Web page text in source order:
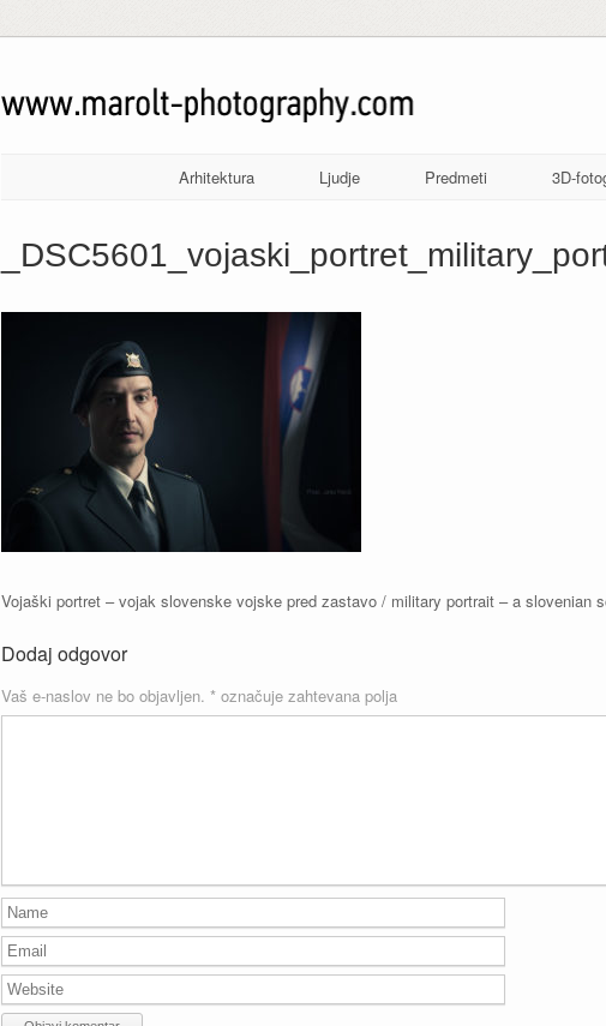
Arhitektura Ljudje Predmeti 3D-
Vojaški portret – vojak slovenske vojske pred zastavo / military portrait – a slovenian
Dodaj odgovor
Vaš e-naslov ne bo objavljen. *označuje zahtevana polja